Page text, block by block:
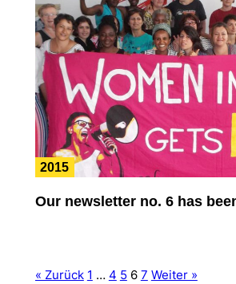
2015
Our newsletter no. 6 has
« Zurück 1 … 4 5 6 7 Weiter »